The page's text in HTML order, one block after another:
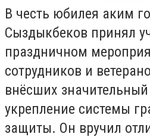
В честь юбилея аким
Сыздыкбеков принял
праздничном
сотрудников и
внёсших
укрепление системы
защиты. Он вручил